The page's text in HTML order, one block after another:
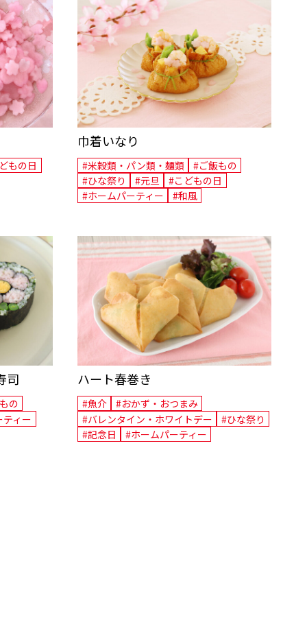
ティナビリティ
もの日
巾着いなり
#米穀類・パン類・麺類
#ご飯もの
#ひな祭り
#元旦
#こどもの日
#ホームパーティー
#和風
司
の
ィー
ハート春巻き
#魚介
#おかず・おつまみ
#バレンタイン・ホワイトデー
#ひな祭り
#記念日
#ホームパーティー